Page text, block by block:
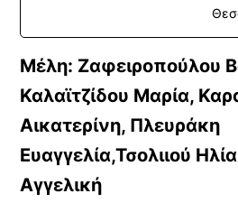
Μέλη: Ζαφειροπούλου
Καλαϊτζίδου Μαρία,
Αικατερίνη, Πλευράκη
Ευαγγελία,Τσολιιού
Αγγελική